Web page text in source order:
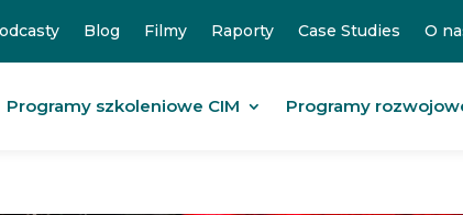
Blog Filmy Raporty Case Studies O
Programy szkoleniowe CIM Programy